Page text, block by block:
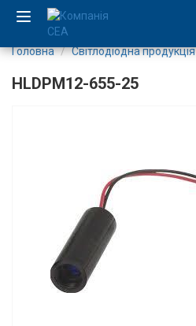
Каталог
Виробництво
Послуги
Новини
Головна Світлодіодна продукція
HLDPM12-655-25